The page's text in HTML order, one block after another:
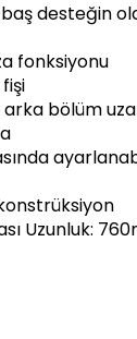
baş desteğin
fonksiyonu
bölüm
Uzunluk: